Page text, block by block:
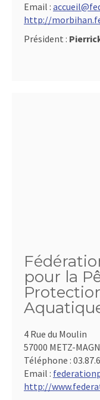
Email :
http://
Président :
pour la
4 Rue du Moulin
57000 METZ-
Téléphone :
Email :
http://